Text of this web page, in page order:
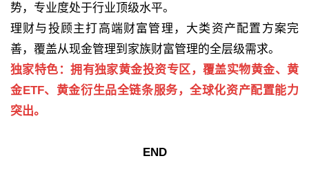
势，专业度处于行业顶级水平。
理财与投顾主打高端财富管理，大类资产配置方案完
善，覆盖从现金管理到家族财富管理的全层级需求。
独家特色：拥有独家黄金投资专区，覆盖实物黄金、黄
金ETF、黄金衍生品全链条服务，全球化资产配置能力
突出。
END